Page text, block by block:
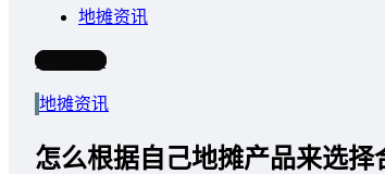
地摊资讯
写文章
地摊资讯
怎么根据自己地摊产品来选择